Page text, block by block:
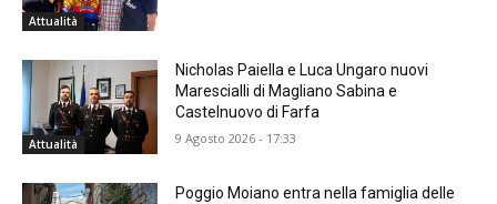
Attualità
Attualità
Nicholas Paiella e Luca Ungaro nuovi
Marescialli di Magliano Sabina e
Castelnuovo di Farfa
9 Agosto 2026 - 17:33
Poggio Moiano entra nella famiglia delle